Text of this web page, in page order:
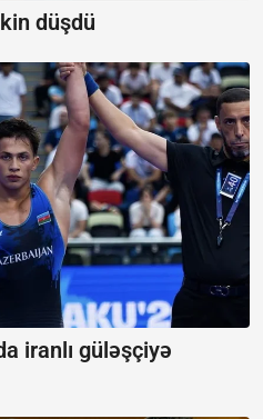
düşdü
iranlı güləşçiyə